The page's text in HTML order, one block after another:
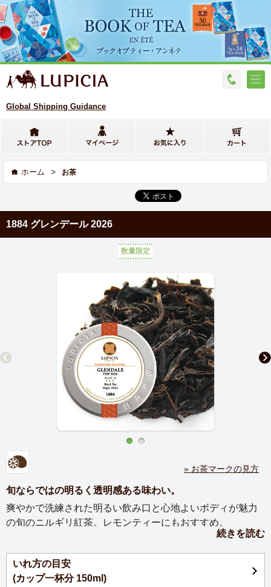
Global Shipping Guidance
ホーム > お茶
1884 グレンデール 2026
数量限定
» お茶マークの見方
旬ならではの明るく透明感ある味わい。
爽やかで洗練された明るい飲み口と心地よいボディが魅力
の旬のニルギリ紅茶。レモンティーにもおすすめ。
【お茶の説明】
ニルギリの中心クーノール地区に広がる茶園で作られた、
旬のニルギリ紅茶ならではの香気と爽快感を楽しめる名園
続きを読む
いれ方の目安
(カップ一杯分 150ml)